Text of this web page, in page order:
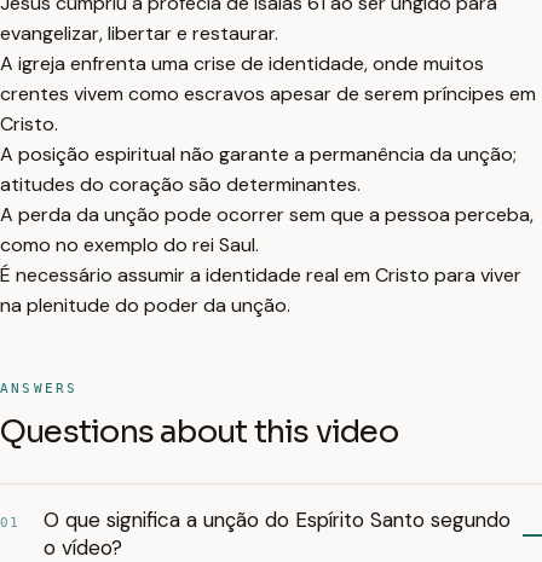
evangelizar, libertar e restaurar.
A igreja enfrenta uma crise de identidade, onde muitos
crentes vivem como escravos apesar de serem príncipes em
Cristo.
A posição espiritual não garante a permanência da unção;
atitudes do coração são determinantes.
A perda da unção pode ocorrer sem que a pessoa perceba,
como no exemplo do rei Saul.
É necessário assumir a identidade real em Cristo para viver
na plenitude do poder da unção.
ANSWERS
Questions about this video
01
O que significa a unção do Espírito Santo segundo
o vídeo?